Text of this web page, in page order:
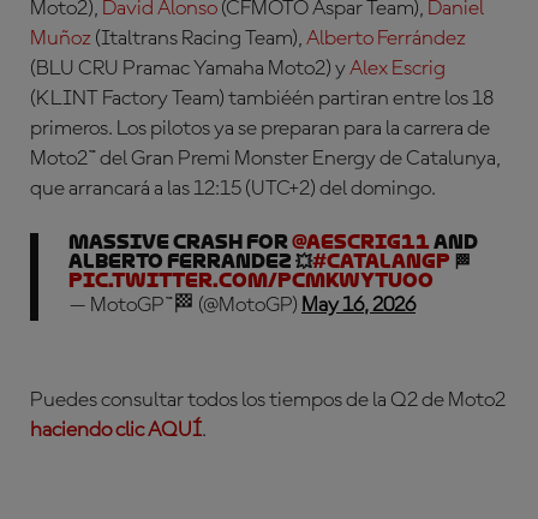
Moto2), David Alonso (CFMOTO Aspar Team), Daniel
Muñoz (Italtrans Racing Team), Alberto Ferrández
(BLU CRU Pramac Yamaha Moto2) yAlex Escrig
(KLINT Factory Team) tambiéén partiran entre los 18
primeros. Los pilotos ya se preparan para la carrera de
Moto2™ del Gran Premi Monster Energy de Catalunya,
que arrancará a las 12:15 (UTC+2) del domingo.
MASSIVE crash for @AEscrig11 and
Alberto Ferrandez 💥#CatalanGP 🏁
pic.twitter.com/PcMkwytUOO
— MotoGP™🏁 (@MotoGP) May 16, 2026
Puedes consultar todos los tiempos de la Q2 de Moto2
haciendo clic AQUÍ.